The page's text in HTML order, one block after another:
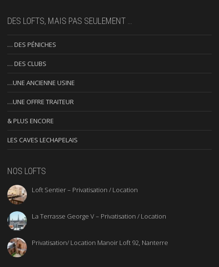
DES LOFTS, MAIS PAS SEULEMENT …
… DES PÉNICHES
… DES CLUBS
…UNE ANCIENNE USINE
…UNE OFFRE TRAITEUR
& PLUS ENCORE
LES CAVES LECHAPELAIS
NOS LOFTS
Loft Sentier – Privatisation / Location
La Terrasse George V – Privatisation / Location
Privatisation/ Location Manoir Loft 92, Nanterre